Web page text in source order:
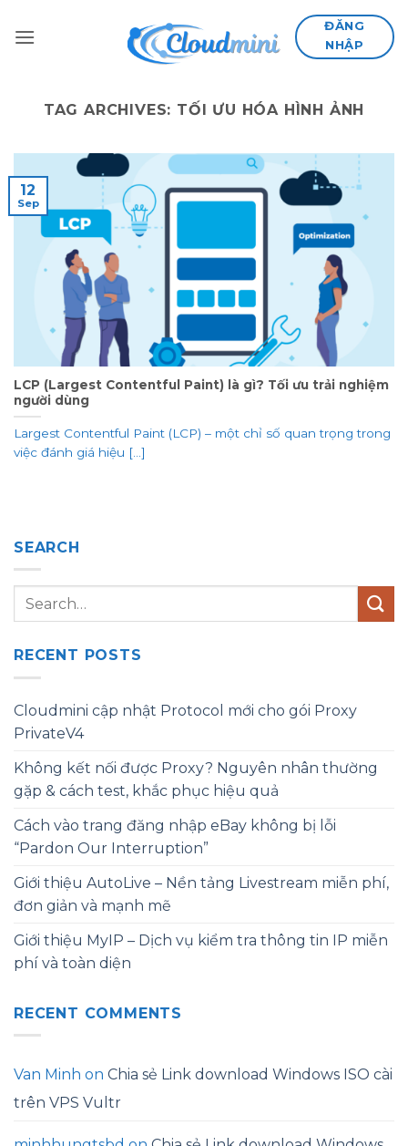
ĐĂNG
NHẬP
TAG ARCHIVES: TỐI ƯU HÓA HÌNH ẢNH
LCP (Largest Contentful Paint) là gì? Tối ưu trải nghiệm
người dùng
Largest Contentful Paint (LCP) – một chỉ số quan trọng trong
việc đánh giá hiệu [...]
12
Sep
SEARCH
RECENT POSTS
Cloudmini cập nhật Protocol mới cho gói Proxy
PrivateV4
Không kết nối được Proxy? Nguyên nhân thường
gặp & cách test, khắc phục hiệu quả
Cách vào trang đăng nhập eBay không bị lỗi
“Pardon Our Interruption”
Giới thiệu AutoLive – Nền tảng Livestream miễn phí,
đơn giản và mạnh mẽ
Giới thiệu MyIP – Dịch vụ kiểm tra thông tin IP miễn
phí và toàn diện
RECENT COMMENTS
Van Minh on Chia sẻ Link download Windows ISO cài
trên VPS Vultr